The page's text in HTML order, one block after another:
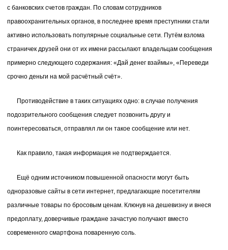
с банковских счетов граждан. По словам сотрудников
правоохранительных органов, в последнее время преступники стали
активно использовать популярные социальные сети. Путём взлома
страничек друзей они от их имени рассылают владельцам сообщения
примерно следующего содержания: «Дай денег взаймы», «Переведи
срочно деньги на мой расчётный счёт».
Противодействие в таких ситуациях одно: в случае получения
подозрительного сообщения следует позвонить другу и
поинтересоваться, отправлял ли он такое сообщение или нет.
Как правило, такая информация не подтверждается.
Ещё одним источником повышенной опасности могут быть
одноразовые сайты в сети интернет, предлагающие посетителям
различные товары по бросовым ценам. Клюнув на дешевизну и внеся
предоплату, доверчивые граждане зачастую получают вместо
современного смартфона поваренную соль.